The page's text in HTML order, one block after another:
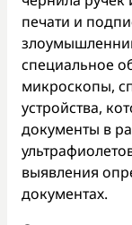
печати и
специальное
микроскопы,
устройства,
документы в
выявления
документах.